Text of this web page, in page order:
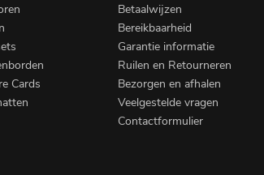
Cards
Betaalwijzen
Bereikbaarheid
Garantie informatie
Ruilen en Retourneren
Bezorgen en afhalen
Veelgestelde vragen
Contactformulier